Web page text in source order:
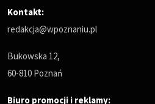
Kontakt:
redakcja@wpoznaniu.pl
Bukowska 12,
60-810 Poznań
Biuro promocji i reklamy: